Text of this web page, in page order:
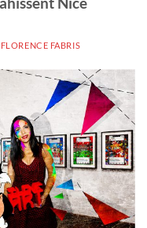
FLORENCE FABRIS